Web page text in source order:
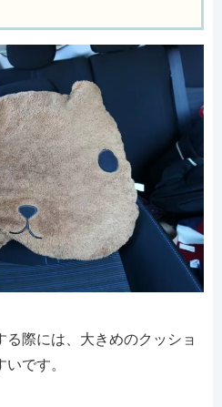
際には、大きめのクッショ
です。